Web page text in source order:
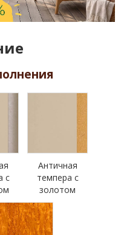
с
Античная
темпера с
золотом